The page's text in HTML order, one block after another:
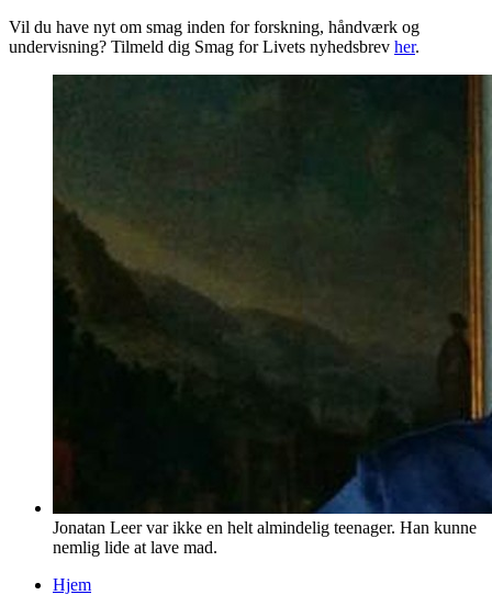
Vil du have nyt om smag inden for forskning, håndværk og
undervisning? Tilmeld dig Smag for Livets nyhedsbrev her.
Jonatan Leer var ikke en helt almindelig teenager. Han kunne
nemlig lide at lave mad.
Hjem